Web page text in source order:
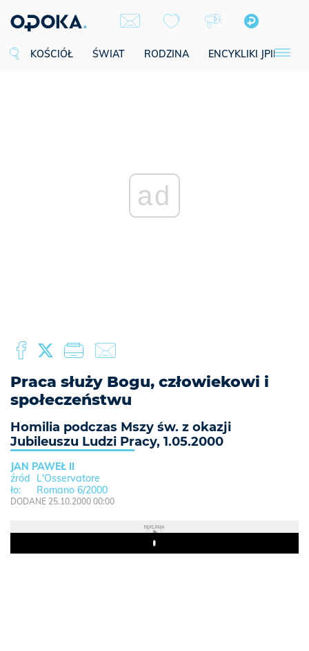
KOŚCIÓŁ ŚWIAT RODZINA ENCYKLIKI JPII
ad
Praca służy Bogu, człowiekowi i
społeczeństwu
Homilia podczas Mszy św. z okazji
Jubileuszu Ludzi Pracy, 1.05.2000
JAN PAWEŁ II
L'Osservatore
Romano 6/2000
DODANE 25.10.2000 00:00
REKLAMA
Play